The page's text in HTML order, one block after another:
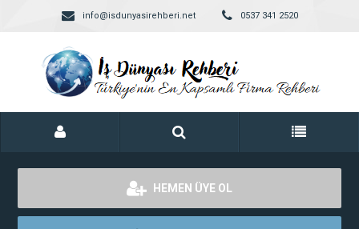
info@isdunyasirehberi.net 0537 341 2520
HEMEN ÜYE OL